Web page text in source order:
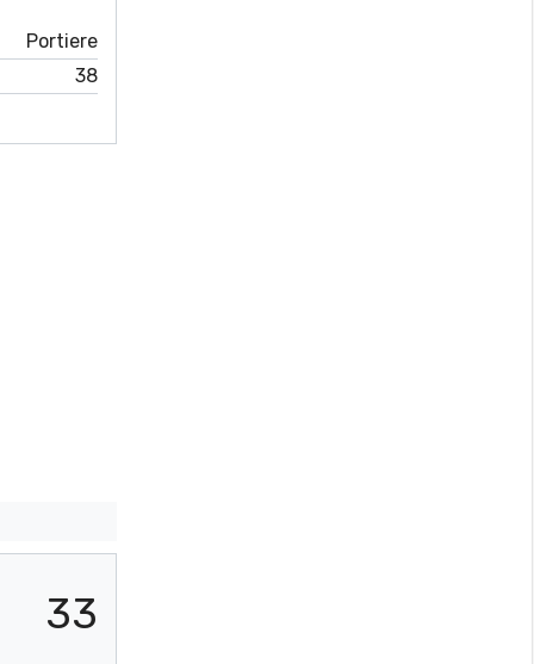
Portiere
38
33